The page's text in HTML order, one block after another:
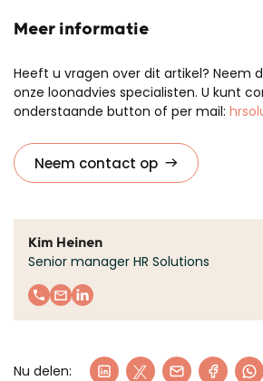
Meer informatie
Heeft u vragen over dit artikel? Neem
onze loonadvies specialisten. U kunt
onderstaande button of per mail:
Neem contact op
Kim Heinen
Senior manager HR Solutions
Nu delen: